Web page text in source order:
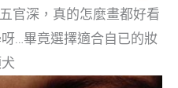
官深，真的怎麼畫都好看
…畢竟選擇適合自已的妝